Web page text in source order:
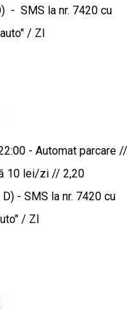
- SMS la nr. 7420 cu
/ ZI
- Automat parcare //
10 lei/zi // 2,20
- SMS la nr. 7420 cu
/ ZI